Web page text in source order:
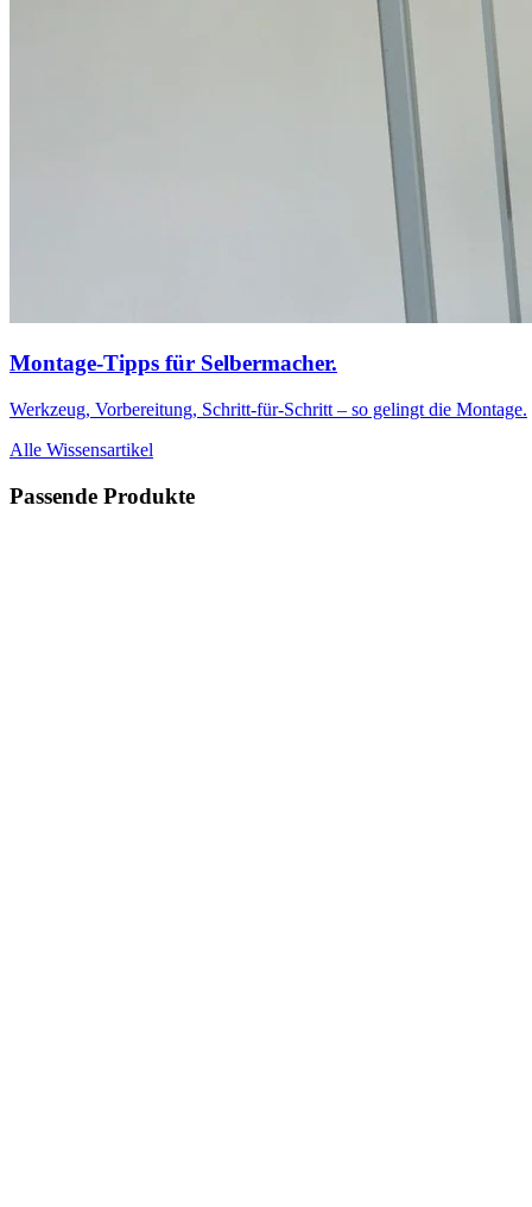
Montage-Tipps für Selbermacher.
Werkzeug, Vorbereitung, Schritt-für-Schritt – so gelingt die Montage.
Alle Wissensartikel
Passende Produkte